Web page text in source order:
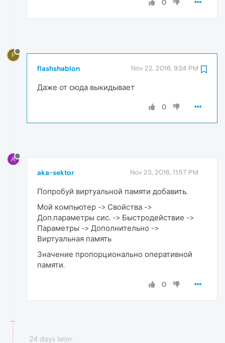
0
F
flashshablon Nov 22, 2016, 9:24 PM
Даже от сюда выкидывает
0
A
aka-sektor Nov 23, 2016, 11:57 PM
Попробуй виртуальной памяти добавить.
Мой компьютер -> Свойства ->
Доп.параметры сис. -> Быстродействие ->
Параметры -> Дополнительно ->
Виртуальная память
Значение пропорционально оперативной
памяти.
0
24 days later